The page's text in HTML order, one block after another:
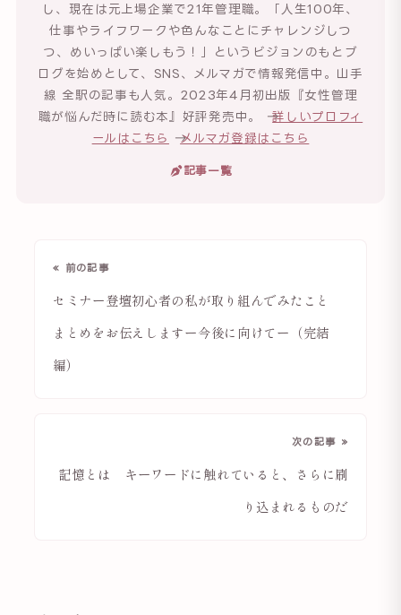
し、現在は元上場企業で21年管理職。「人生100年、
仕事やライフワークや色んなことにチャレンジしつ
つ、めいっぱい楽しもう！」というビジョンのもとブ
ログを始めとして、SNS、メルマガで情報発信中。山手
線 全駅の記事も人気。2023年4月初出版『女性管理
職が悩んだ時に読む本』好評発売中。 →詳しいプロフィ
ールはこちら
→メルマガ登録はこちら
記事一覧
« 前の記事
セミナー登壇初心者の私が取り組んでみたこと
まとめをお伝えしますー今後に向けてー（完結
編）
次の記事 »
記憶とは キーワードに触れていると、さらに刷
り込まれるものだ